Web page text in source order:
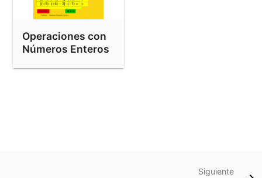
Operaciones con
Números Enteros
Siguiente